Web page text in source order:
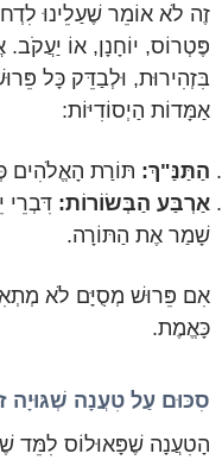
זֶה לֹא אוֹמֵר שֶׁעַלֵינוּ
פֶּטְרוֹס, יוֹחָנָן, אוֹ
בִּזְהִירוּת, וּלְבַדֵּק כָּל
אַמָּדוֹת הַיְסוֹדִיּוֹת:
הַתַּנַּ"ךְ: תּוֹרַת הָאֱלֹהִים
אַרְבַּע הַבְּשׂוֹרוֹת: דִּבְרֵי
שָׁמַר אֶת הַתּוֹרָה.
אִם פֵּרוּשׁ מְסֻיָּם לֹא
כָּאֱמֶת.
סִכּוּם עַל טִעֲנָה שְׁגּוּיָה
הָטִעֲנָה שֶׁפָּאוּלוֹס לִמֵּד